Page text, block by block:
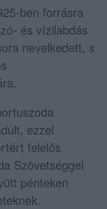
ben forrásra
és vízilabdás
nevelkedett, s
ezzel
felelős
Szövetséggel
pénteken